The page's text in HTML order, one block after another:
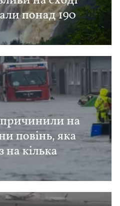
понад 190
на
повінь, яка
на кілька